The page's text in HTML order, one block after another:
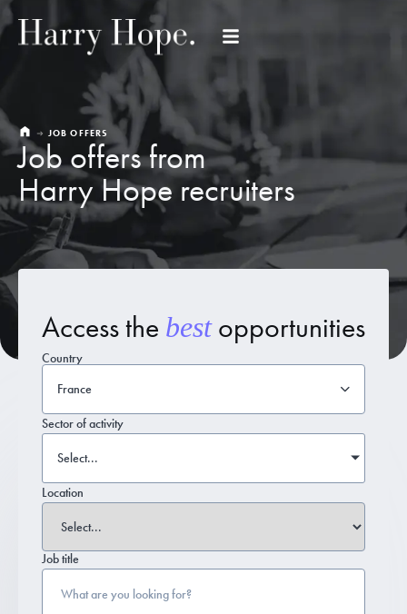
JOB OFFERS
Job offers from
Harry Hope recruiters
Access the bestopportunities
Country
France
Sector of activity
Select...
Location
Job title